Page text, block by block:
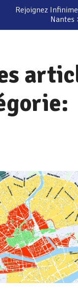
Rejoignez
Nantes